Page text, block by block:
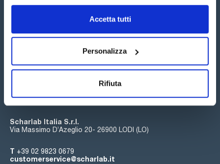
Accetta tutti
Personalizza
Rifiuta
Iscriviti alla Newsletter
Scharlab Italia S.r.l.
Via Massimo D’Azeglio 20- 26900 LODI (LO)
T +39 02 9823 0679
customerservice@scharlab.it